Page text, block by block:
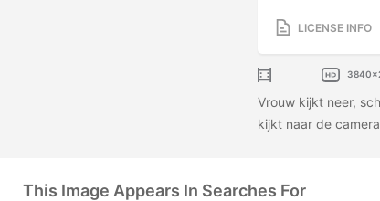
LICENSE INFO
Vrouw kijkt neer,
kijkt naar de
This Image Appears In Searches For